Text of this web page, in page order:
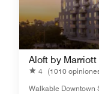
Aloft by Marriott
4 (1010
Walkable Downtown